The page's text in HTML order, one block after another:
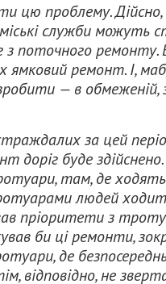
цю проблему.
служби
з поточного
ямковий ремонт. І,
— в обмеженій,
за цей
доріг буде здійснено.
там, де
людей
пріоритети з
би ці ремонти,
де
відповідно, не